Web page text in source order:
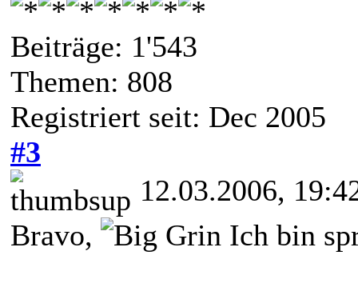
Beiträge: 1'543
Themen: 808
Registriert seit: Dec 2005
#3
12.03.2006,
Bravo,
Ich bin